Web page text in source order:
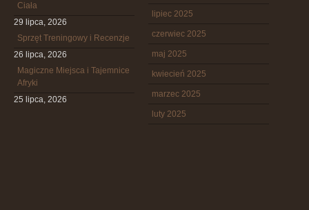
Ciała
29 lipca, 2026
Sprzęt Treningowy i Recenzje
26 lipca, 2026
Magiczne Miejsca i Tajemnice
Afryki
25 lipca, 2026
lipiec 2025
czerwiec 2025
maj 2025
kwiecień 2025
marzec 2025
luty 2025